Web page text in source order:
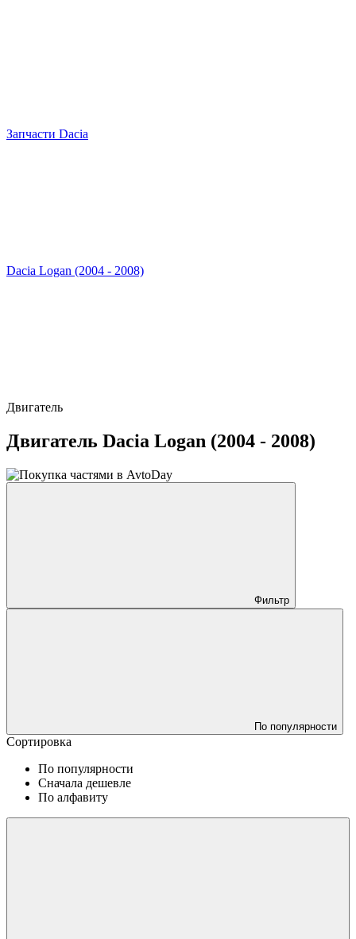
Запчасти Dacia
Dacia Logan (2004 - 2008)
Двигатель
Двигатель Dacia Logan (2004 - 2008)
Фильтр
По популярности
Сортировка
По популярности
Сначала дешевле
По алфавиту